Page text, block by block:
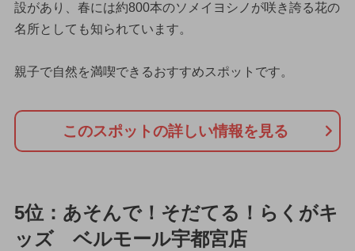
設があり、春には約800本のソメイヨシノが咲き誇る花の
名所としても知られています。
親子で自然を満喫できるおすすめスポットです。
このスポットの詳しい情報を見る
5位：あそんで！そだてる！らくがキ
ッズ ベルモール宇都宮店